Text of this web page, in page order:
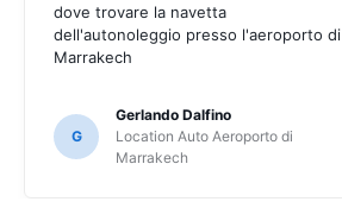
dove trovare la navetta
dell'autonoleggio presso l'aeroporto di
Marrakech
G
Gerlando Dalfino
Location Auto Aeroporto di
Marrakech